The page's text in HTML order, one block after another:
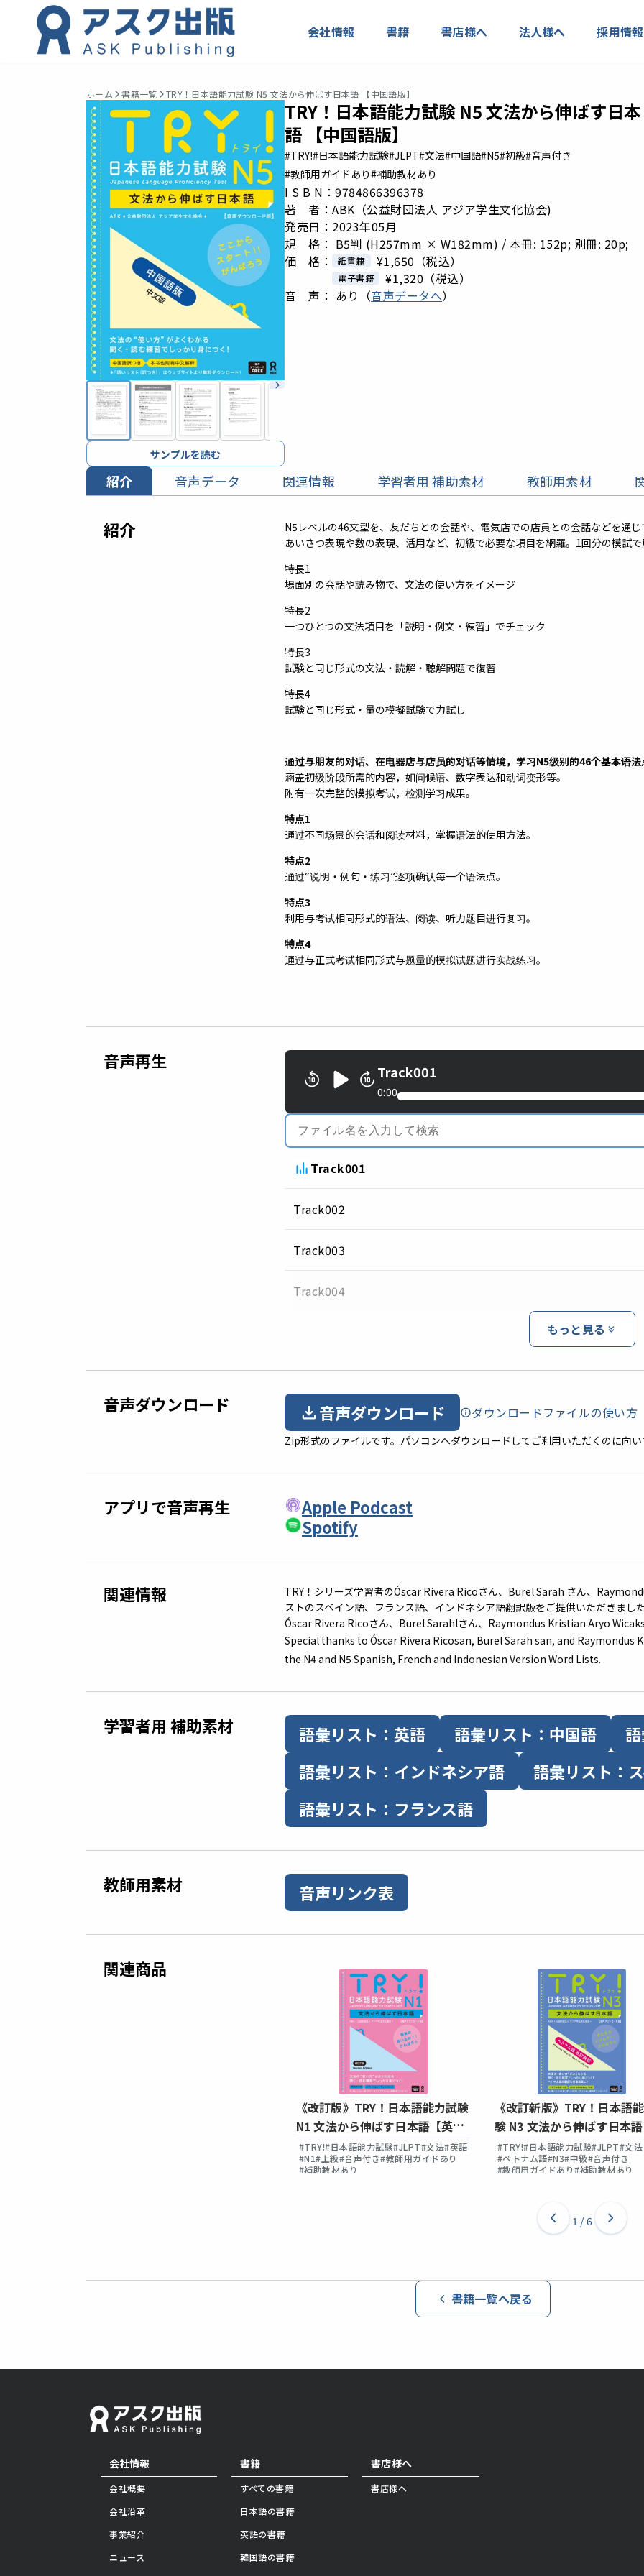
会社情報 書籍 書店様へ 法人様へ 採用情報
ホーム 書籍一覧 TRY！日本語能力試験 N5 文法から伸ばす日本語 【中国語版】
サンプルを読む
TRY！日本語能力試験 N5 文法から伸ばす日本
語 【中国語版】
#TRY!#日本語能力試験#JLPT#文法#中国語#N5#初級#音声付き
#教師用ガイドあり#補助教材あり
I S B N：9784866396378
著 者：ABK（公益財団法人 アジア学生文化協会)
発売日：2023年05月
規 格： B5判 (H257mm × W182mm) / 本冊: 152p; 別冊: 20p;
価 格：
紙書籍 ¥1,650 （税込）
電子書籍 ¥1,320 （税込）
音 声： あり（音声データへ）
紹介 音声データ 関連情報 学習者用 補助素材 教師用素材
紹介
N5レベルの46文型を、友だちとの会話や、電気店での店員との会話などを通
あいさつ表現や数の表現、活用など、初級で必要な項目を網羅。1回分の模試
特長1
場面別の会話や読み物で、文法の使い方をイメージ
特長2
一つひとつの文法項目を「説明・例文・練習」でチェック
特長3
試験と同じ形式の文法・読解・聴解問題で復習
特長4
試験と同じ形式・量の模擬試験で力試し
通过与朋友的对话、在电器店与店员的对话等情境，学习N5级别的46个基本语法
涵盖初级阶段所需的内容，如问候语、数字表达和动词变形等。
附有一次完整的模拟考试，检测学习成果。
特点1
通过不同场景的会话和阅读材料，掌握语法的使用方法。
特点2
通过“说明・例句・练习”逐项确认每一个语法点。
特点3
利用与考试相同形式的语法、阅读、听力题目进行复习。
特点4
通过与正式考试相同形式与题量的模拟试题进行实战练习。
音声再生 Track001
0:00
Track001
Track002
Track003
Track004
もっと見る
音声ダウンロード 音声ダウンロード ダウンロードファイルの使い方
Zip形式のファイルです。パソコンへダウンロードしてご利用いただくのに向
アプリで音声再生
Apple Podcast
Spotify
関連情報
TRY！シリーズ学習者のÓscar Rivera Ricoさん、Burel Sarah さん、
ストのスペイン語、 フランス語、インドネシア語翻訳版をご提供いただきまし
Óscar Rivera Ricoさん、Burel Sarahlさん、Raymondus Kristian Aryo
Special thanks to Óscar Rivera Ricosan, Burel Sarah san, and
the N4 and N5 Spanish, French and Indonesian Version Word Lists.
学習者用 補助素材 語彙リスト：英語 語彙リスト：中国語
語彙リスト：インドネシア語
語彙リスト：
語彙リスト：フランス語
教師用素材 音声リンク表
関連商品
《改訂版》TRY！日本語能力試験
N1 文法から伸ばす日本語【英語
版】
#TRY!#日本語能力試験#JLPT#文法#英語
#N1#上級#音声付き#教師用ガイドあり
#補助教材あり
《改訂新版》TRY！日本語
験 N3 文法から伸ばす日本
トナム語版】
#TRY!#日本語能力試験#JLPT#文法
#ベトナム語#N3#中級#音声付き
#教師用ガイドあり#補助教材あり
1 /6
書籍一覧へ戻る
会社情報
会社概要
会社沿革
事業紹介
ニュース
書籍
すべての書籍
日本語の書籍
英語の書籍
韓国語の書籍
書店様へ
書店様へ